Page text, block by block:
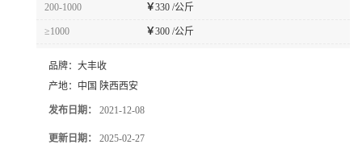
200-1000 ￥330 /公斤
≥1000 ￥300 /公斤
品牌： 大丰收
产地： 中国 陕西西安
发布日期： 2021-12-08
更新日期： 2025-02-27